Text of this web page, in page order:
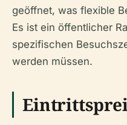
geöffnet, was flexible
Es ist ein öffentlicher
spezifischen
werden müssen.